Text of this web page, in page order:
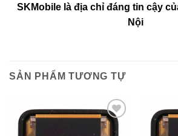
SKMobile là địa chỉ đáng tin cậy
Nội
SẢN PHẨM TƯƠNG TỰ